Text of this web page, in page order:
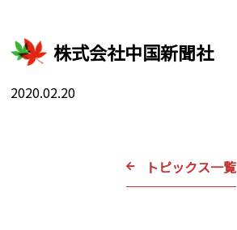
株式会社中国新聞社
2020.02.20
トピックス一覧